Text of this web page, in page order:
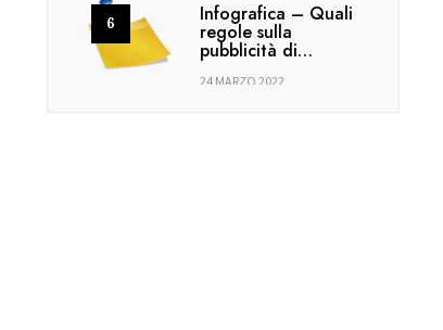
Infografica – Quali
regole sulla
pubblicità di…
24 MARZO 2022